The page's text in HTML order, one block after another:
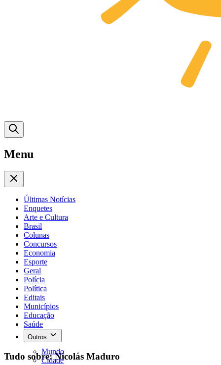
Menu
Últimas Notícias
Enquetes
Arte e Cultura
Brasil
Colunas
Concursos
Economia
Esporte
Geral
Polícia
Política
Editais
Municípios
Educação
Saúde
Outros
Mundo
Cidade
Tudo sobre: Nicolás Maduro